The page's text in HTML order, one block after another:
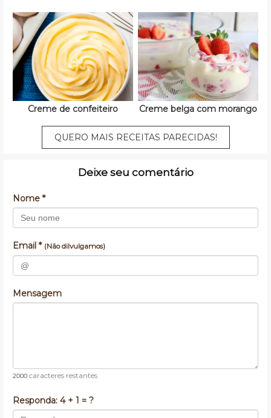
Creme de confeiteiro Creme belga com morango
QUERO MAIS RECEITAS PARECIDAS!
Deixe seu comentário
Nome *
Email * (Não dilvulgamos)
Mensagem
2000caracteres restantes
Responda: 4 + 1 = ?